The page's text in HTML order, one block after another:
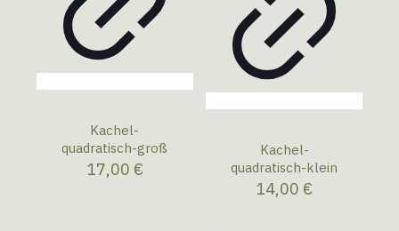
Kachel-
quadratisch-groß
17,00 €
Kachel-
quadratisch-klein
14,00 €